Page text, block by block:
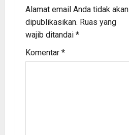
v
i
g
Alamat email Anda tidak akan
dipublikasikan. Ruas yang
wajib ditandai *
Komentar *